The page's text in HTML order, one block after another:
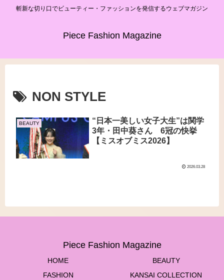
斬新な切り口でビューティー・ファッションを発信するウェブマガジン
Piece Fashion Magazine
NON STYLE
BEAUTY
“日本一美しい女子大生”は関学
3年・田中葵さん 6冠の快挙
【ミスオブミス2026】
2026.03.28
Piece Fashion Magazine
HOME
BEAUTY
FASHION
KANSAI COLLECTION